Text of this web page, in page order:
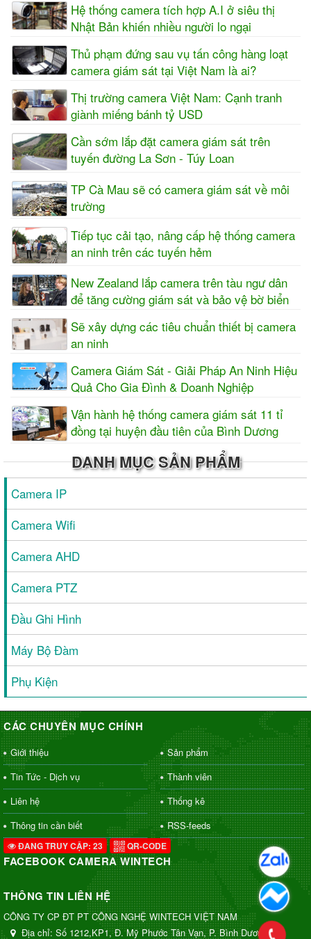
Hệ thống camera tích hợp A.I ở siêu thị
Nhật Bản khiến nhiều người lo ngại
Thủ phạm đứng sau vụ tấn công hàng loạt
camera giám sát tại Việt Nam là ai?
Thị trường camera Việt Nam: Cạnh tranh
giành miếng bánh tỷ USD
Cần sớm lắp đặt camera giám sát trên
tuyến đường La Sơn - Túy Loan
TP Cà Mau sẽ có camera giám sát về môi
trường
Tiếp tục cải tạo, nâng cấp hệ thống camera
an ninh trên các tuyến hẻm
New Zealand lắp camera trên tàu ngư dân
để tăng cường giám sát và bảo vệ bờ biển
Sẽ xây dựng các tiêu chuẩn thiết bị camera
an ninh
Camera Giám Sát - Giải Pháp An Ninh Hiệu
Quả Cho Gia Đình & Doanh Nghiệp
Vận hành hệ thống camera giám sát 11 tỉ
đồng tại huyện đầu tiên của Bình Dương
DANH MỤC SẢN PHẨM
Camera IP
Camera Wifi
Camera AHD
Camera PTZ
Đầu Ghi Hình
Máy Bộ Đàm
Phụ Kiện
CÁC CHUYÊN MỤC CHÍNH
Giới thiệu
Sản phẩm
Tin Tức - Dịch vụ
Thành viên
Liên hệ
Thống kê
Thông tin cần biết
RSS-feeds
ĐANG TRUY CẬP: 23 QR-CODE
FACEBOOK CAMERA WINTECH
THÔNG TIN LIÊN HỆ
CÔNG TY CP ĐT PT CÔNG NGHỆ WINTECH VIỆT NAM
Địa chỉ: Số 1212,KP1, Đ. Mỹ Phước Tân Vạn, P. Bình Dương, TP.